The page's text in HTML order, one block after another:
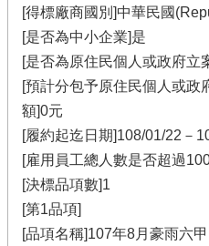
[得標廠商國別]中華民國
[是否為中小企業]是
[是否為原住民個人或政府立
[預計分包予原住民個人或政
額]0元
[履約起迄日期]108/01/22－
[雇用員工總人數是否超過
[決標品項數]1
[第1品項]
[品項名稱]107年8月豪雨六